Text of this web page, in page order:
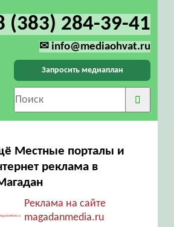
(383) 284-39-41
✉ info@mediaohvat.ru
Запросить медиаплан
Местные порталы и
реклама в
Реклама на сайте
magadanmedia.ru